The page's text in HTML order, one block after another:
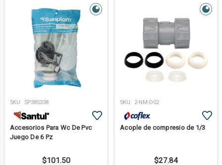
SKU: SP385338
Accesorios Para Wc De Pvc
Juego De 6 Pz
$101.50
SKU: 2-NM-D02
Acople de compresio de 1/3
$27.84